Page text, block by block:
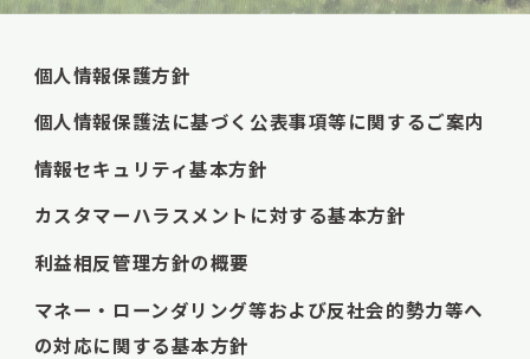
個人情報保護方針
個人情報保護法に基づく公表事項等に関するご案内
情報セキュリティ基本方針
カスタマーハラスメントに対する基本方針
利益相反管理方針の概要
マネー・ローンダリング等および反社会的勢力等へ
の対応に関する基本方針